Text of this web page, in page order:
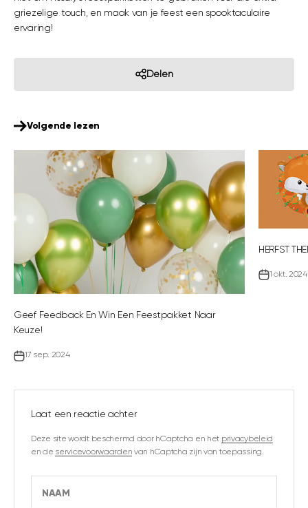
griezelige touch, en maak van je feest een spooktaculaire
ervaring!
Delen
Volgende lezen
Geef Feedback En Win Een Feestpakket Naar
Keuze!
17 sep. 2024
HERFST
1 okt. 2024
Laat een reactie achter
Deze site wordt beschermd door hCaptcha en het privacybeleid
en de servicevoorwaarden van hCaptcha zijn van toepassing.
NAAM